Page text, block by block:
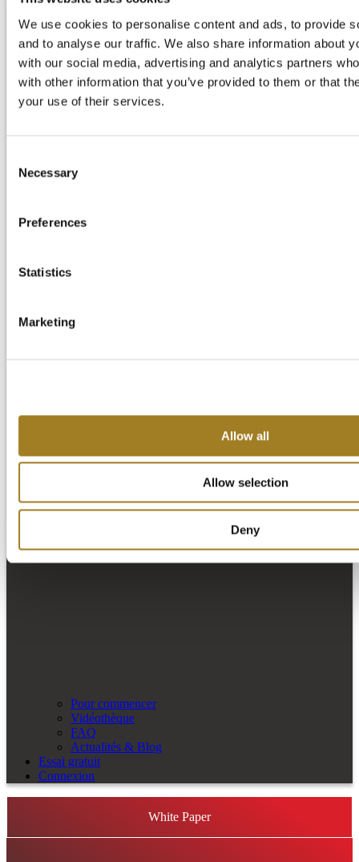
We use cookies to personalise content and ads, to provide
and to analyse our traffic. We also share information about
with our social media, advertising and analytics partners
with other information that you’ve provided to them or that
your use of their services.
Selection
Necessary
Preferences
Statistics
Marketing
Allow all
Allow selection
Deny
Tarification
Ressources
Pour commencer
Vidéothèque
FAQ
Actualités & Blog
Essai gratuit
Connexion
White Paper